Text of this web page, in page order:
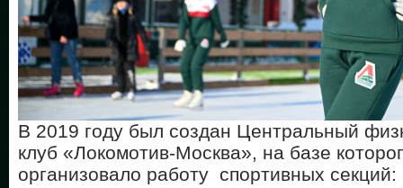
В 2019 году был создан Центральный
клуб «Локомотив-Москва», на базе
организовало работу спортивных секций: